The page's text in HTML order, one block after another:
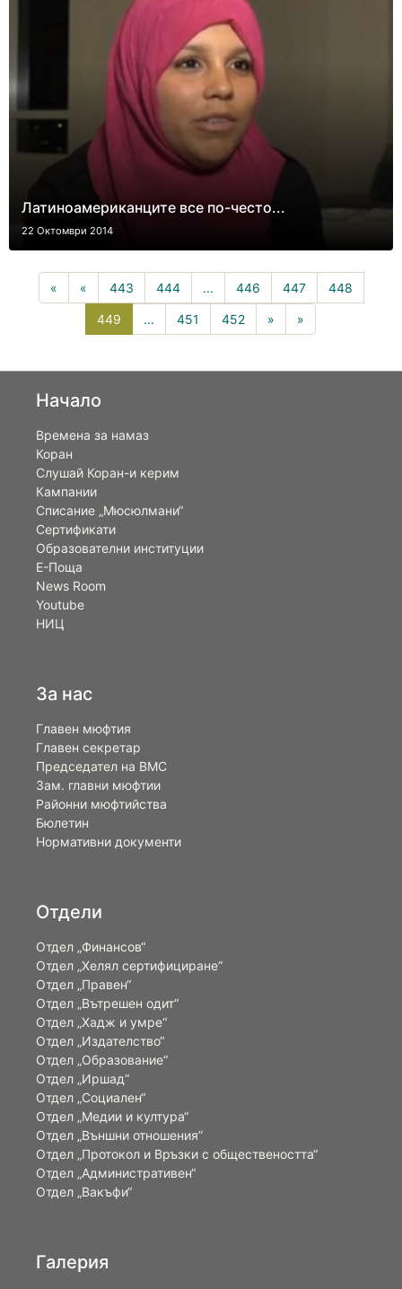
Латиноамериканците все по-често...
22 Октомври 2014
« « 443 444 ... 446 447 448
449 449(current)
... 451 452 » »
Начало
Времена за намаз
Коран
Слушай Коран-и керим
Кампании
Списание „Мюсюлмани“
Сертификати
Образователни институции
Е-Поща
News Room
Youtube
НИЦ
За нас
Главен мюфтия
Главен секретар
Председател на ВМС
Зам. главни мюфтии
Районни мюфтийства
Бюлетин
Нормативни документи
Отдели
Отдел „Финансов“
Отдел „Хелял сертифициране“
Отдел „Правен“
Отдел „Вътрешен одит“
Отдел „Хадж и умре“
Отдел „Издателство“
Отдел „Образование“
Отдел „Иршад“
Отдел „Социален“
Отдел „Медии и култура“
Отдел „Външни отношения”
Oтдел „Протокол и Връзки с обществеността“
Отдел „Административен“
Отдел „Вакъфи“
Галерия